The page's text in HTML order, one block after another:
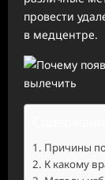
провести
в медцентре.
Причины
К какому